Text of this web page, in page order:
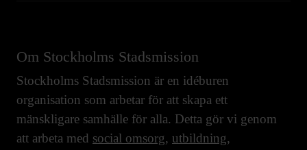
Om Stockholms Stadsmission
Stockholms Stadsmission är en idéburen
organisation som arbetar för att skapa ett
mänskligare samhälle för alla. Detta gör vi genom
att arbeta med social omsorg, utbildning,